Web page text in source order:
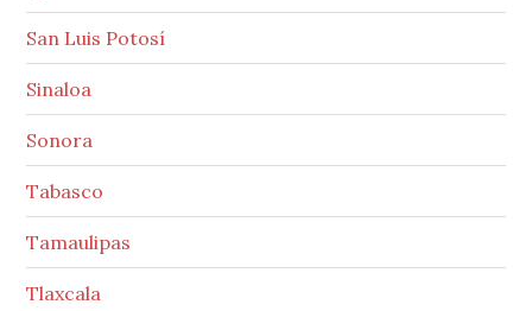
San Luis Potosí
Sinaloa
Sonora
Tabasco
Tamaulipas
Tlaxcala